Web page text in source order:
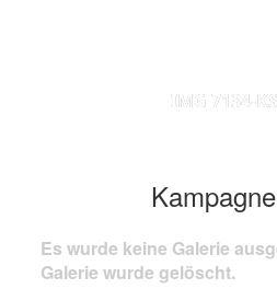
IMG 7134-
Es wurde keine Galerie
Galerie wurde gelöscht.